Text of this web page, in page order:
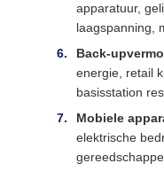
apparatuur,
laagspanning,
Back-
energie, retail
basisstation
Mobiele
elektrische